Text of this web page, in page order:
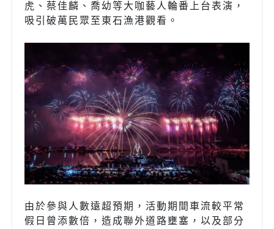
虎、蔡佳麟、喬幼等大咖藝人輪番上台表演，
吸引破萬民眾至東石漁港觀看。
由於參與人數遠超預期，活動期間車流較平常
假日曾添數倍，造成聯外道路壅塞，以及部分